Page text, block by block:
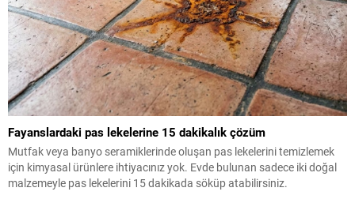
Fayanslardaki pas lekelerine 15 dakikalık çözüm
Mutfak veya banyo seramiklerinde oluşan pas lekelerini temizlemek
için kimyasal ürünlere ihtiyacınız yok. Evde bulunan sadece iki doğal
malzemeyle pas lekelerini 15 dakikada söküp atabilirsiniz.